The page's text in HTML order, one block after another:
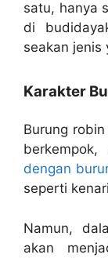
satu, hanya
di
seakan jenis
Karakter
Burung
dengan
seperti
Namun,
akan